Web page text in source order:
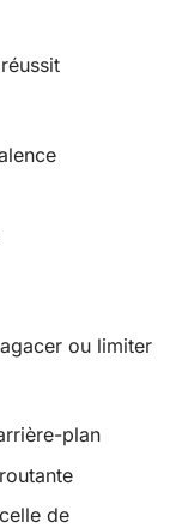
ou limiter
plan
de